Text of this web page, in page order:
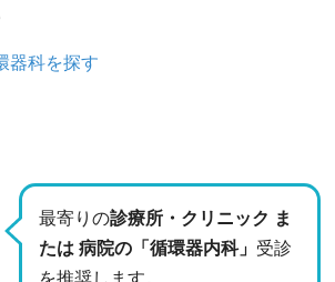
器科を探す
最寄りの診療所・クリニック ま
たは 病院の「循環器内科」 受診
を推奨します。